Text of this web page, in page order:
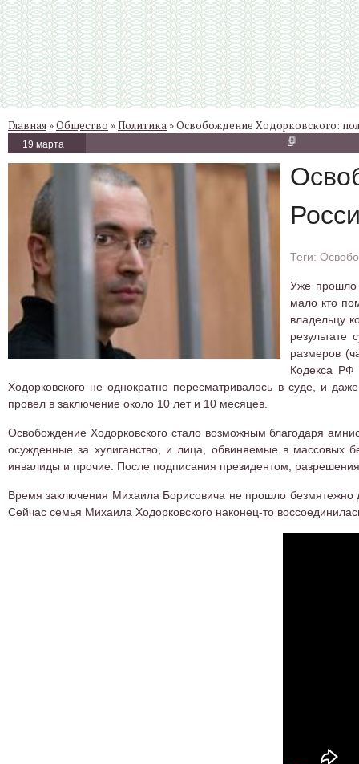
Главная »Общество »Политика » Освобождение Ходорковского:
19 марта
Уже прошло
мало кто
владельцу
размеров
Кодекса РФ
Ходорковского не однократно пересматривалось в суде, и
провел в заключение около 10 лет и 10 месяцев.
Освобождение Ходорковского стало возможным благодаря
осужденные за хулиганство, и лица, обвиняемые в массовых
инвалиды и прочие. После подписания президентом,
Время заключения Михаила Борисовича не прошло безмятежно
Сейчас семья Михаила Ходорковского наконец-то